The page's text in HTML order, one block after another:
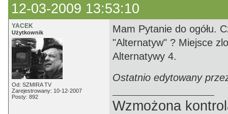
12-03-2009 13:53:10
YACEK
Użytkownik
Od: SZMIRA TV
Zarejestrowany: 10-12-2007
Posty: 892
Mam Pytanie do ogółu.
"Alternatyw" ? Miejsce
Alternatywy 4.
Ostatnio edytowany
Wzmożona